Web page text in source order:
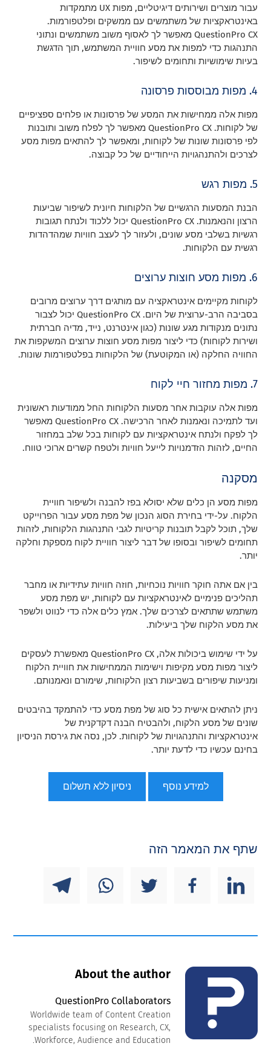
עבור מוצרים ושירותים דיגיטליים, מפות UX מתמקדות
באינטראקציות של משתמשים עם ממשקים ופלטפורמות.
QuestionPro CX מאפשר לך לאסוף משוב משתמשים ונתוני
התנהגות כדי למפות את מסע חוויית המשתמש, תוך הדגשת
בעיות שימושיות ותחומים לשיפור.
4. מפות מבוססות פרסונה
מפות אלה ממחישות את המסע של פרסונות או פלחים ספציפיים
של לקוחות. QuestionPro CX מאפשר לך לפלח משוב ותובנות
לפי פרסונות שונות של לקוחות, ומאפשר לך להתאים מפות מסע
לצרכים ולהתנהגויות הייחודיים של כל קבוצה.
5. מפות רגש
הבנת המסעות הרגשיים של הלקוחות חיונית לשיפור שביעות
הרצון והנאמנות. QuestionPro CX יכול ללכוד ולנתח תגובות
רגשיות בשלבי מסע שונים, ולעזור לך לעצב חוויות שמהדהדות
רגשית עם הלקוחות.
6. מפות מסע חוצות ערוצים
לקוחות מקיימים אינטראקציה עם מותגים דרך ערוצים מרובים
בסביבה הרב-ערוצית של היום. QuestionPro CX יכול לצבור
נתונים מנקודות מגע שונות (כגון אינטרנט, נייד, מדיה חברתית
ושירות לקוחות) כדי ליצור מפות מסע חוצות ערוצים המשקפות את
החוויה החלקה (או המקוטעת) של הלקוחות בפלטפורמות שונות.
7. מפות מחזור חיי לקוח
מפות אלה עוקבות אחר מסעות הלקוחות החל ממודעות ראשונית
ועד לתמיכה ונאמנות לאחר הרכישה. QuestionPro CX מאפשר
לך לפקח ולנתח אינטראקציות עם לקוחות בכל שלב במחזור
החיים, לזהות הזדמנויות לייעל חוויות ולטפח קשרים ארוכי טווח.
מסקנה
מפות מסע הן כלים שלא יסולא בפז להבנה ולשיפור חוויית
הלקוח. על-ידי בחירת הסוג הנכון של מפת מסע עבור הפרוייקט
שלך, תוכל לקבל תובנות קריטיות לגבי התנהגות הלקוחות, לזהות
תחומים לשיפור ובסופו של דבר ליצור חוויית לקוח מספקת וחלקה
יותר.
בין אם אתה חוקר חוויות נוכחיות, חוזה חוויות עתידיות או מחבר
תהליכים פנימיים לאינטראקציות עם לקוחות, יש מפת מסע
משתמש שתתאים לצרכים שלך. אמץ כלים אלה כדי לנווט ולשפר
את מסע הלקוח שלך ביעילות.
על ידי שימוש ביכולות אלה, QuestionPro CX מאפשרת לעסקים
ליצור מפות מסע מקיפות וישימות הממחישות את חוויית הלקוח
ומניעות שיפורים בשביעות רצון הלקוחות, שימורם ונאמנותם.
ניתן להתאים אישית כל סוג של מפת מסע כדי להתמקד בהיבטים
שונים של מסע הלקוח, ולהבטיח הבנה דקדקנית של
אינטראקציות והתנהגויות של לקוחות. לכן, נסה את גירסת הניסיון
בחינם עכשיו כדי לדעת יותר.
למידע נוסף ניסיון ללא תשלום
שתף את המאמר הזה
About the author
QuestionPro Collaborators
Worldwide team of Content Creation
specialists focusing on Research, CX,
Workforce, Audience and Education.